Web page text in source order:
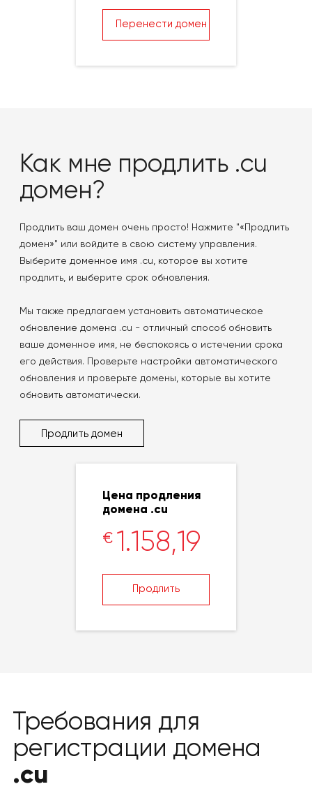
Перенести домен
Как мне продлить .cu
домен?
Продлить ваш домен очень просто! Нажмите "«Продлить
домен»" или войдите в свою систему управления.
Выберите доменное имя .cu, которое вы хотите
продлить, и выберите срок обновления.
Мы также предлагаем установить автоматическое
обновление домена .cu - отличный способ обновить
ваше доменное имя, не беспокоясь о истечении срока
его действия. Проверьте настройки автоматического
обновления и проверьте домены, которые вы хотите
обновить автоматически.
Продлить домен
Цена продления
домена .cu
€ 1.158,19
Продлить
Требования для
регистрации домена
.cu